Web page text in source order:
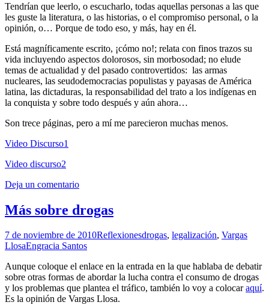
Tendrían que leerlo, o escucharlo, todas aquellas personas a las que
les guste la literatura, o las historias, o el compromiso personal, o la
opinión, o… Porque de todo eso, y más, hay en él.
Está magníficamente escrito, ¡cómo no!; relata con finos trazos su
vida incluyendo aspectos dolorosos, sin morbosodad; no elude
temas de actualidad y del pasado controvertidos: las armas
nucleares, las seudodemocracias populistas y payasas de América
latina, las dictaduras, la responsabilidad del trato a los indígenas en
la conquista y sobre todo después y aún ahora…
Son trece páginas, pero a mí me parecieron muchas menos.
Video Discurso1
Video discurso2
Deja un comentario
Más sobre drogas
7 de noviembre de 2010Reflexionesdrogas, legalización, Vargas
LlosaEngracia Santos
Aunque coloque el enlace en la entrada en la que hablaba de debatir
sobre otras formas de abordar la lucha contra el consumo de drogas
y los problemas que plantea el tráfico, también lo voy a colocaraquí.
Es la opinión de Vargas Llosa.